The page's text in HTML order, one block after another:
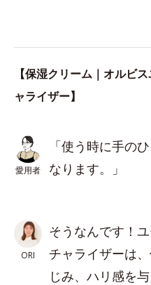
【保湿クリーム｜オルビ
ャライザー】
愛用者
「使う時に手の
なります。」
ORI
そうなんです！
チャライザーは
じみ、ハリ感を